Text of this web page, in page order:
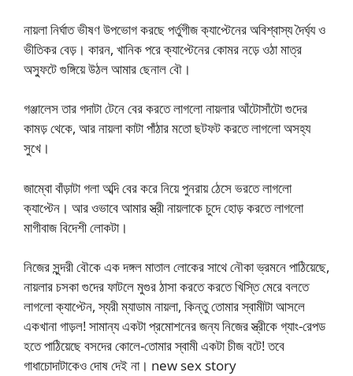
নায়লা নির্ঘাত ভীষণ উপভোগ করছে পর্তুগীজ ক্যাপ্টেনের অবিশ্বাস্য দৈর্ঘ্য ও
ভীতিকর বেড়। কারন, খানিক পরে ক্যাপ্টেনের কোমর নড়ে ওঠা মাত্র
অস্ফুটে গুঙ্গিয়ে উঠল আমার ছেনাল বৌ।
গঞ্জালেস তার গদাটা টেনে বের করতে লাগলো নায়লার আঁটোসাঁটো গুদের
কামড় থেকে, আর নায়লা কাটা পাঁঠার মতো ছটফট করতে লাগলো অসহ্য
সুখে।
জাম্বো বাঁড়াটা গলা অব্দি বের করে নিয়ে পুনরায় ঠেসে ভরতে লাগলো
ক্যাপ্টেন। আর ওভাবে আমার স্ত্রী নায়লাকে চুদে হোড় করতে লাগলো
মাগীবাজ বিদেশী লোকটা।
নিজের সুন্দরী বৌকে এক দঙ্গল মাতাল লোকের সাথে নৌকা ভ্রমনে পাঠিয়েছে,
নায়লার চসকা গুদের ফাটলে মুগুর ঠাসা করতে করতে খিস্তি মেরে বলতে
লাগলো ক্যাপ্টেন, স্যরী ম্যাডাম নায়লা, কিন্তু তোমার স্বামীটা আসলে
একখানা গাড়ল! সামান্য একটা প্রমোশনের জন্য নিজের স্ত্রীকে গ্যাং-রেপড
হতে পাঠিয়েছে বসদের কোলে-তোমার স্বামী একটা চীজ বটে! তবে
গাধাচোদাটাকেও দোষ দেই না। new sex story